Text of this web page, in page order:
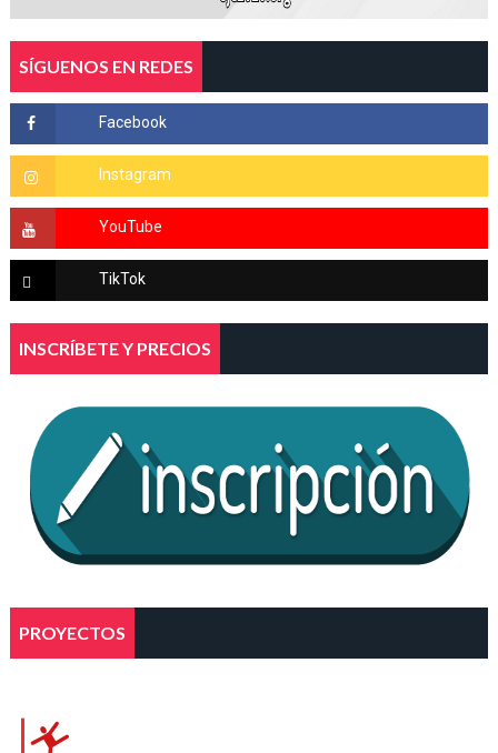
SÍGUENOS EN REDES
INSCRÍBETE Y PRECIOS
PROYECTOS